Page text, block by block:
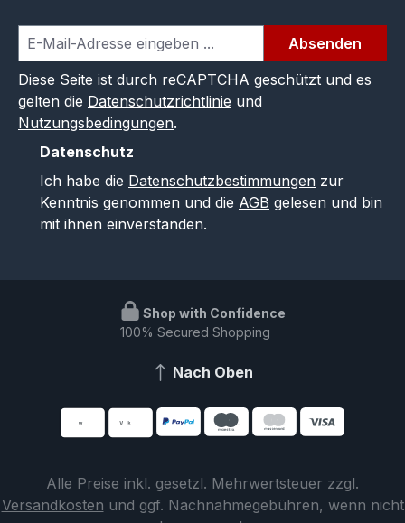
Absenden
Diese Seite ist durch reCAPTCHA geschützt und es
gelten die Datenschutzrichtlinie und
Nutzungsbedingungen.
Datenschutz
Ich habe die Datenschutzbestimmungen zur
Kenntnis genommen und die AGB gelesen und bin
mit ihnen einverstanden.
Shop with Confidence
100% Secured Shopping
Nach Oben
Alle Preise inkl. gesetzl. Mehrwertsteuer zzgl.
Versandkosten und ggf. Nachnahmegebühren, wenn nicht